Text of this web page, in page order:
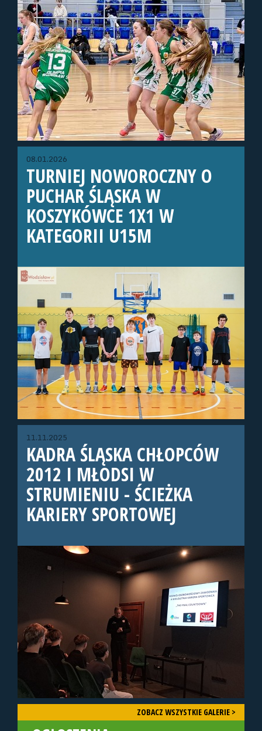
08.01.2026
TURNIEJ NOWOROCZNY O
PUCHAR ŚLĄSKA W
KOSZYKÓWCE 1X1 W
KATEGORII U15M
11.11.2025
KADRA ŚLĄSKA CHŁOPCÓW
2012 I MŁODSI W
STRUMIENIU - ŚCIEŻKA
KARIERY SPORTOWEJ
ZOBACZ WSZYSTKIE GALERIE >